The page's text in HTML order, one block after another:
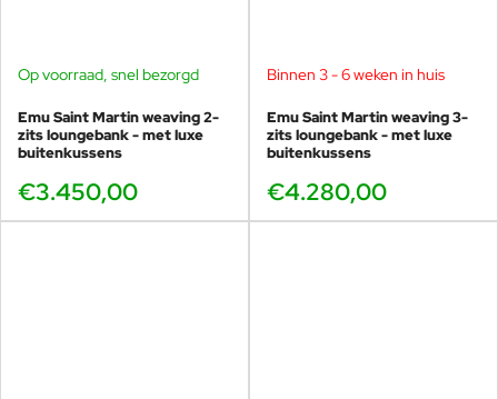
Producttype: Poef / voetenbank
Ontwerp: Marco Acerbis
Collectie: Emu Saint Martin
Herkomst: 100% Made in Italy (ook kussens & stoffen)
Weersbestendig: Ja
Geschikt voor horeca: Ja
Op voorraad, snel bezorgd
Emu Saint Martin weaving 2-
zits loungebank - met luxe
buitenkussens
€3.450,00
Binnen 3 - 6 weken in huis
Emu Saint Martin weaving 3-
zits loungebank - met luxe
buitenkussens
€4.280,00